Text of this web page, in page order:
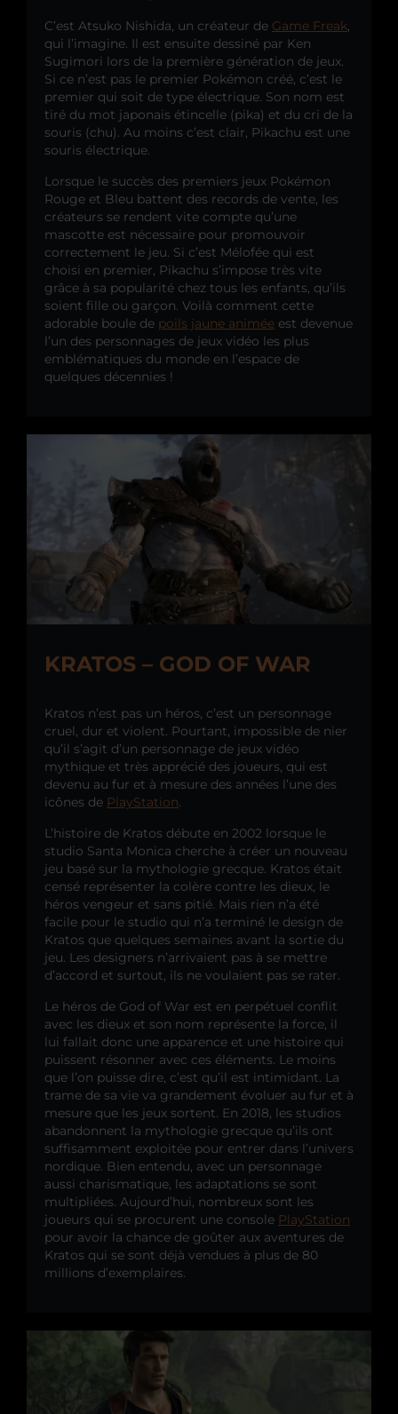
C’est Atsuko Nishida, un créateur de Game Freak,
qui l’imagine. Il est ensuite dessiné par Ken
Sugimori lors de la première génération de jeux.
Si ce n’est pas le premier Pokémon créé, c’est le
premier qui soit de type électrique. Son nom est
tiré du mot japonais étincelle (pika) et du cri de la
souris (chu). Au moins c’est clair, Pikachu est une
souris électrique.
Lorsque le succès des premiers jeux Pokémon
Rouge et Bleu battent des records de vente, les
créateurs se rendent vite compte qu’une
mascotte est nécessaire pour promouvoir
correctement le jeu. Si c’est Mélofée qui est
choisi en premier, Pikachu s’impose très vite
grâce à sa popularité chez tous les enfants, qu’ils
soient fille ou garçon. Voilà comment cette
adorable boule de poils jaune animée est devenue
l’un des personnages de jeux vidéo les plus
emblématiques du monde en l’espace de
quelques décennies !
KRATOS – GOD OF WAR
Kratos n’est pas un héros, c’est un personnage
cruel, dur et violent. Pourtant, impossible de nier
qu’il s’agit d’un personnage de jeux vidéo
mythique et très apprécié des joueurs, qui est
devenu au fur et à mesure des années l’une des
icônes de PlayStation.
L’histoire de Kratos débute en 2002 lorsque le
studio Santa Monica cherche à créer un nouveau
jeu basé sur la mythologie grecque. Kratos était
censé représenter la colère contre les dieux, le
héros vengeur et sans pitié. Mais rien n’a été
facile pour le studio qui n’a terminé le design de
Kratos que quelques semaines avant la sortie du
jeu. Les designers n’arrivaient pas à se mettre
d’accord et surtout, ils ne voulaient pas se rater.
Le héros de God of War est en perpétuel conflit
avec les dieux et son nom représente la force, il
lui fallait donc une apparence et une histoire qui
puissent résonner avec ces éléments. Le moins
que l’on puisse dire, c’est qu’il est intimidant. La
trame de sa vie va grandement évoluer au fur et à
mesure que les jeux sortent. En 2018, les studios
abandonnent la mythologie grecque qu’ils ont
suffisamment exploitée pour entrer dans l’univers
nordique. Bien entendu, avec un personnage
aussi charismatique, les adaptations se sont
multipliées. Aujourd’hui, nombreux sont les
joueurs qui se procurent une console PlayStation
pour avoir la chance de goûter aux aventures de
Kratos qui se sont déjà vendues à plus de 80
millions d’exemplaires.